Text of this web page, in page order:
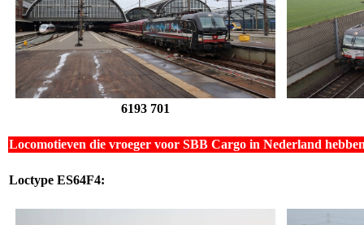
6193 701
Locomotieven die vroeger voor SBB Cargo in Nederland
Loctype ES64F4: